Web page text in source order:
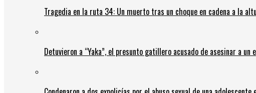
Tragedia en la ruta 34: Un muerto tras un choque en cadena a la
Detuvieron a “Yaka”, el presunto gatillero acusado de asesinar a